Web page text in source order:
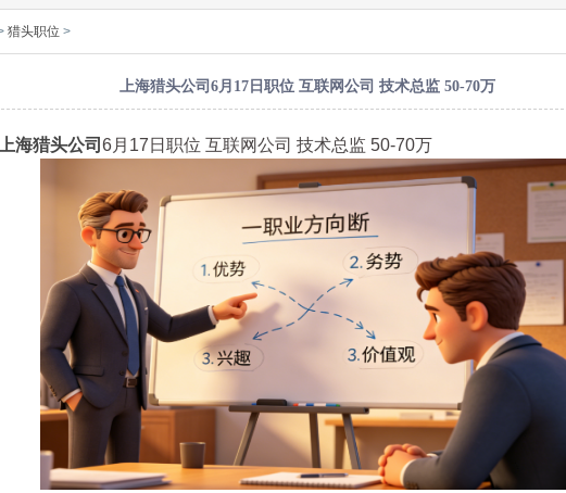
猎头职位 >
上海猎头公司6月17日职位 互联网公司 技术总监 50-70万
上海猎头公司 6月17日职位 互联网公司 技术总监 50-70万